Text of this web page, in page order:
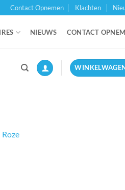
Contact Opnemen Klachten
NIEUWS CONTACT